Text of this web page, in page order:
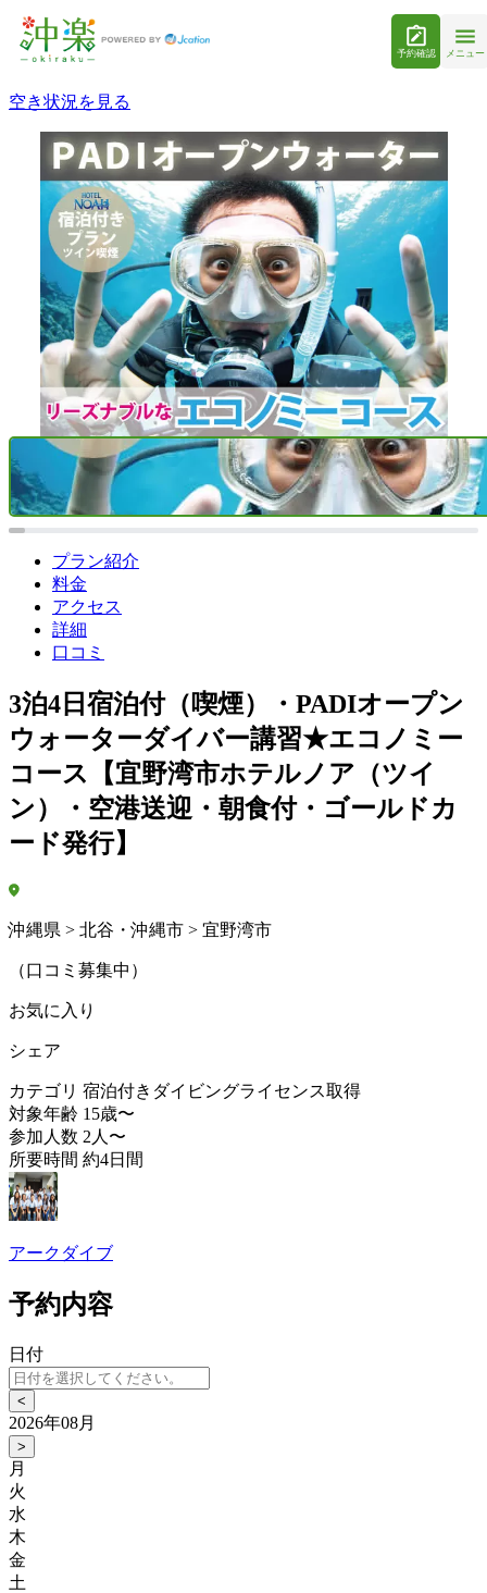
予約確認 メニュー
空き状況を見る
プラン紹介
料金
アクセス
詳細
口コミ
3泊4日宿泊付（喫煙）・PADIオープン
ウォーターダイバー講習★エコノミー
コース【宜野湾市ホテルノア（ツイ
ン）・空港送迎・朝食付・ゴールドカ
ード発行】
沖縄県 > 北谷・沖縄市 > 宜野湾市
（口コミ募集中）
お気に入り
シェア
カテゴリ 宿泊付きダイビングライセンス取得
対象年齢 15歳〜
参加人数 2人〜
所要時間 約4日間
アークダイブ
予約内容
日付
<
2026年08月
>
月
火
水
木
金
土